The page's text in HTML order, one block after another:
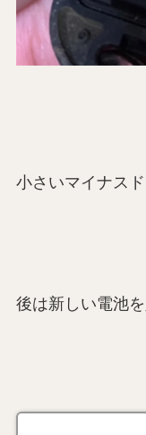
小さいマイナス
後は新しい電池